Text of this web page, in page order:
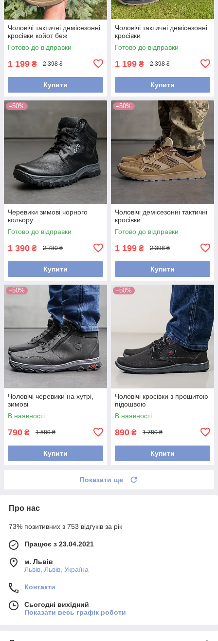
Чоловічі тактичні демісезонні
кросівки койот беж
Готово до відправки
1 199 ₴ 2 398 ₴
Купити
Чоловічі тактичні демісезонні
кросівки
Готово до відправки
1 199 ₴ 2 398 ₴
Купити
–50%
Черевики зимові чорного
кольору
Готово до відправки
1 390 ₴ 2 780 ₴
Купити
–50%
Чоловічі демісезонні тактичні
кросівки
Готово до відправки
1 199 ₴ 2 398 ₴
Купити
–50%
Чоловічі черевики на хутрі,
зимові
В наявності
790 ₴ 1 580 ₴
Купити
–50%
Чоловічі кросівки з прошитою
підошвою
В наявності
890 ₴ 1 780 ₴
Купити
Показати ще
Про нас
73% позитивних з 753 відгуків за рік
Працює з 23.04.2021
м. Львів
Львів, Львів, Україна
Контакти
Сьогодні вихідний
Показати весь графік роботи